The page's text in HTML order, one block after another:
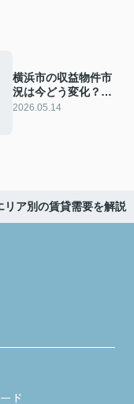
横浜市の収益物件市
況は今どう変化？空
室率推移から見る投
2026.05.14
ア別の賃貸需要を解説
ド